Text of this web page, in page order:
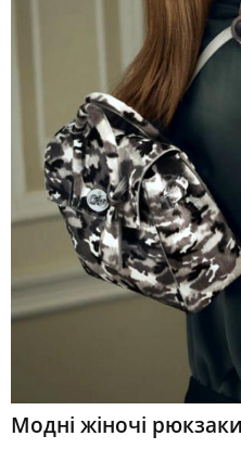
Модні жіночі